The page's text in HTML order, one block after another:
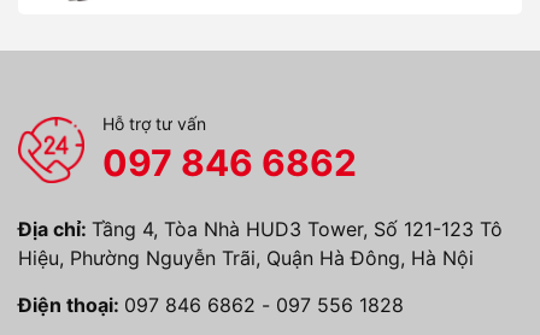
Hỗ trợ tư vấn
097 846 6862
Địa chỉ: Tầng 4, Tòa Nhà HUD3 Tower, Số 121-123 Tô
Hiệu, Phường Nguyễn Trãi, Quận Hà Đông, Hà Nội
Điện thoại: 097 846 6862 - 097 556 1828